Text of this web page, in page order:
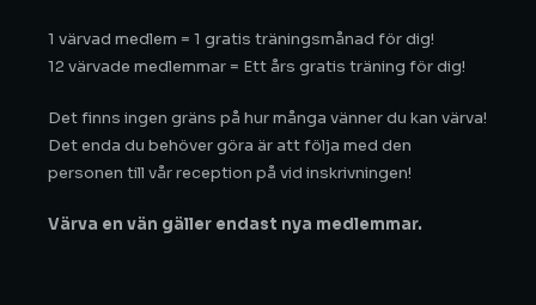
1 värvad medlem = 1 gratis träningsmånad för dig!
12 värvade medlemmar = Ett års gratis träning för dig!
Det finns ingen gräns på hur många vänner du kan värva!
Det enda du behöver göra är att följa med den
personen till vår reception på vid inskrivningen!
Värva en vän gäller endast nya medlemmar.